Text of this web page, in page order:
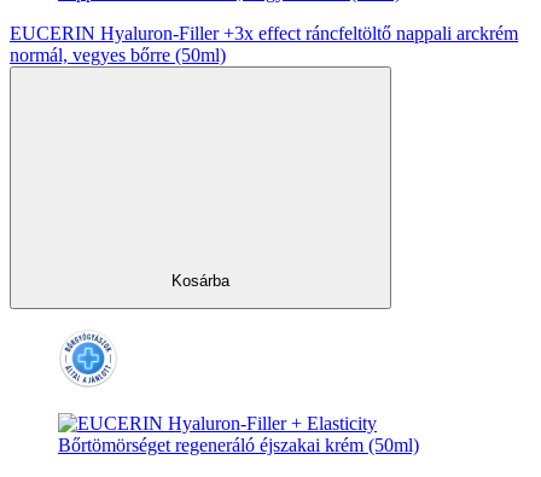
EUCERIN Hyaluron-Filler +3x effect ráncfeltöltő nappali arckrém
normál, vegyes bőrre (50ml)
Kosárba